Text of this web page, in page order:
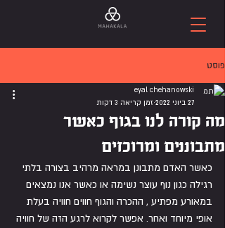
פוסט
מה קורה לנו בגוף כאשר
מתבוננים ומרוכזים
eyal chehanowski
27 ביוני 2022
זמן קריאה 3 דקות
כאשר האדם מתבונן במראה מרהיב בצורה בלתי
רגילה כגון נוף עוצר נשימה או כאשר אנו נמצאים
במאורע מפתיע , ההכרה והגוף חווים חוויה בעלת
אופי מיוחד ואחר. אפשר לקרוא לרגע הזה של חוויה